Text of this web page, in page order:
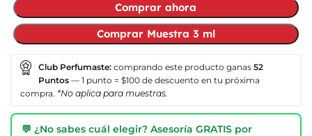
Comprar ahora
Comprar Muestra 3 ml
Club Perfumaste: comprando este producto ganas 52
Puntos — 1 punto = $100 de descuento en tu próxima
compra. *No aplica para muestras.
💬 ¿No sabes cuál elegir? Asesoría GRATIS por